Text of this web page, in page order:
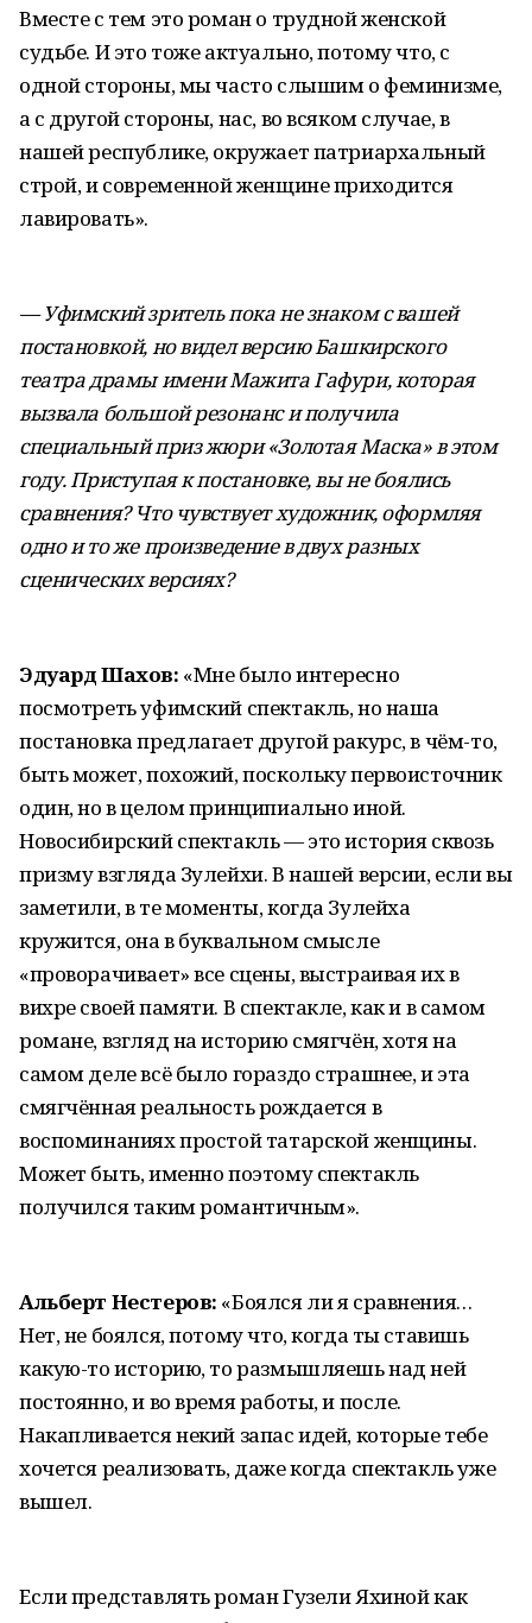
Вместе с тем это роман о трудной женской
судьбе. И это тоже актуально, потому что, с
одной стороны, мы часто слышим о феминизме,
а с другой стороны, нас, во всяком случае, в
нашей республике, окружает патриархальный
строй, и современной женщине приходится
лавировать».
— Уфимский зритель пока не знаком с вашей
постановкой, но видел версию Башкирского
театра драмы имени Мажита Гафури, которая
вызвала большой резонанс и получила
специальный приз жюри «Золотая Маска» в этом
году. Приступая к постановке, вы не боялись
сравнения? Что чувствует художник, оформляя
одно и то же произведение в двух разных
сценических версиях?
Эдуард Шахов: «Мне было интересно
посмотреть уфимский спектакль, но наша
постановка предлагает другой ракурс, в чём-то,
быть может, похожий, поскольку первоисточник
один, но в целом принципиально иной.
Новосибирский спектакль — это история сквозь
призму взгляда Зулейхи. В нашей версии, если вы
заметили, в те моменты, когда Зулейха
кружится, она в буквальном смысле
«проворачивает» все сцены, выстраивая их в
вихре своей памяти. В спектакле, как и в самом
романе, взгляд на историю смягчён, хотя на
самом деле всё было гораздо страшнее, и эта
смягчённая реальность рождается в
воспоминаниях простой татарской женщины.
Может быть, именно поэтому спектакль
получился таким романтичным».
Альберт Нестеров: «Боялся ли я сравнения…
Нет, не боялся, потому что, когда ты ставишь
какую-то историю, то размышляешь над ней
постоянно, и во время работы, и после.
Накапливается некий запас идей, которые тебе
хочется реализовать, даже когда спектакль уже
вышел.
Если представлять роман Гузели Яхиной как